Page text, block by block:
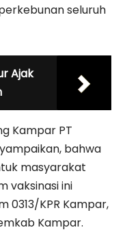
seluruh
Ajak
Kampar PT
bahwa
masyarakat
vaksinasi ini
0313/KPR Kampar,
Kampar.